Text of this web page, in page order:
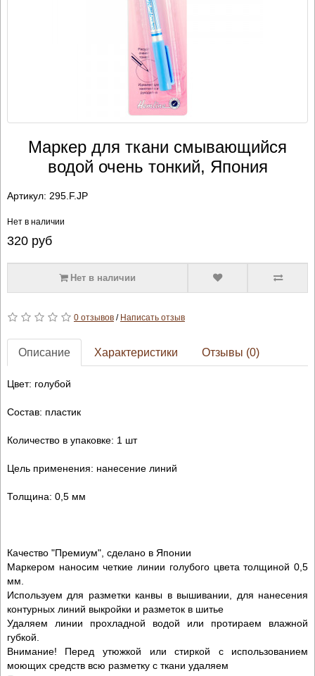
Маркер для ткани смывающийся
водой очень тонкий, Япония
Артикул: 295.F.JP
Нет в наличии
320руб
Нет в наличии
0 отзывов/ Написать отзыв
Описание Характеристики Отзывы (0)
Цвет: голубой
Состав: пластик
Количество в упаковке: 1 шт
Цель применения: нанесение линий
Толщина: 0,5 мм
Качество "Премиум", сделано в Японии
Маркером наносим четкие линии голубого цвета толщиной 0,5
мм.
Используем для разметки канвы в вышивании, для нанесения
контурных линий выкройки и разметок в шитье
Удаляем линии прохладной водой или протираем влажной
губкой.
Внимание! Перед утюжкой или стиркой с использованием
моющих средств всю разметку с ткани удаляем